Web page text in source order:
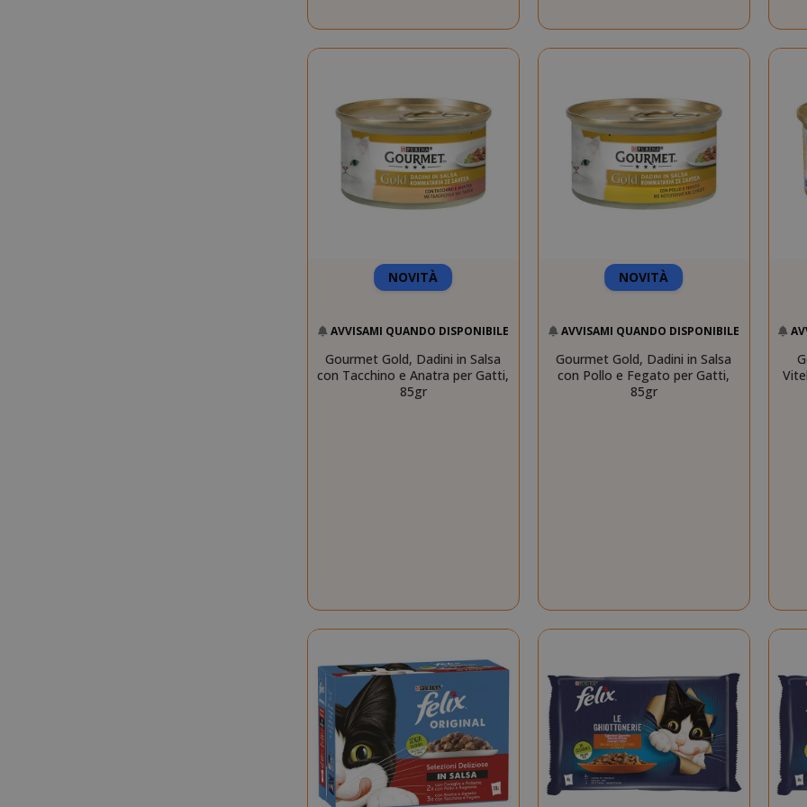
NOVITÀ
AVVISAMI QUANDO DISPONIBILE
Gourmet Gold, Dadini in Salsa
con Tacchino e Anatra per Gatti,
85gr
NOVITÀ
AVVISAMI QUANDO DISPONIBILE
Gourmet Gold, Dadini in Salsa
con Pollo e Fegato per Gatti,
85gr
CookieScriptConsent
www.saidagustoespresso.com
4
SADEVSESSID
.www.saidagustoespresso.com
59
58
_GRECAPTCHA
Google LLC
www.google.com
5